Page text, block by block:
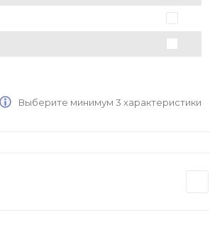
Выберите минимум 3 характеристики